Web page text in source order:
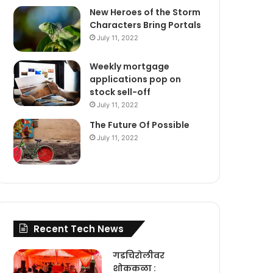
New Heroes of the Storm
Characters Bring Portals
July 11, 2022
Weekly mortgage
applications pop on
stock sell-off
July 11, 2022
The Future Of Possible
July 11, 2022
Recent Tech News
गडचिरोलीवर
शोककळा :